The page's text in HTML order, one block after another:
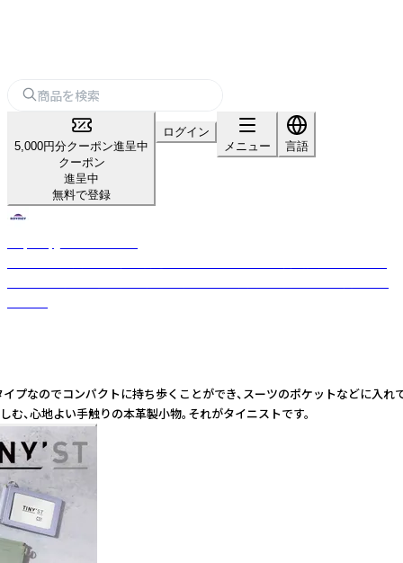
5,000円分クーポン進呈中
クーポン
進呈中
無料で登録
ログイン
メニュー
言語
でコンパクトに持ち歩くことができ、スーツのポケットなどに
、心地よい手触りの本革製小物。それがタイニストです。